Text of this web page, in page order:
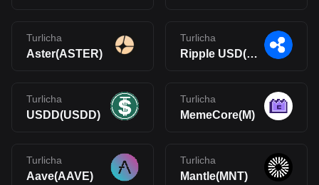
Turlicha
Aster(ASTER)
Turlicha
Ripple USD(RLUSD)
Turlicha
USDD(USDD)
Turlicha
MemeCore(M)
Turlicha
Aave(AAVE)
Turlicha
Mantle(MNT)